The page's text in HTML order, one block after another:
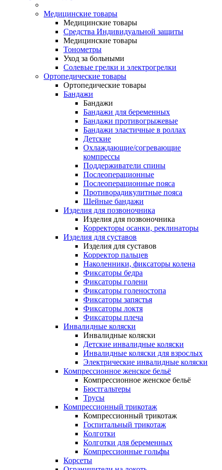
Медицинские товары
Медицинские товары
Средства Индивидуальной защиты
Медицинские товары
Тонометры
Уход за больными
Солевые грелки и электрогрелки
Ортопедические товары
Ортопедические товары
Бандажи
Бандажи
Бандажи для беременных
Бандажи противогрыжевые
Бандажи эластичные в роллах
Детские
Охлаждающие/согревающие
компрессы
Поддерживатели спины
Послеоперационные
Послеоперационные пояса
Противорадикулитные пояса
Шейные бандажи
Изделия для позвоночника
Изделия для позвоночника
Корректоры осанки, реклинаторы
Изделия для суставов
Изделия для суставов
Корректор пальцев
Наколенники, фиксаторы колена
Фиксаторы бедра
Фиксаторы голени
Фиксаторы голеностопа
Фиксаторы запястья
Фиксаторы локтя
Фиксаторы плеча
Инвалидные коляски
Инвалидные коляски
Детские инвалидные коляски
Инвалидные коляски для взрослых
Электрические инвалидные коляски
Компрессионное женское бельё
Компрессионное женское бельё
Бюстгальтеры
Трусы
Компрессионный трикотаж
Компрессионный трикотаж
Госпитальный трикотаж
Колготки
Колготки для беременных
Компрессионные гольфы
Корсеты